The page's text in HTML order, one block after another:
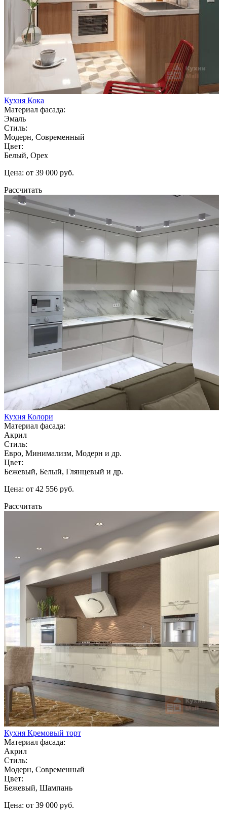
Кухня Кока
Материал фасада:
Эмаль
Стиль:
Модерн, Современный
Цвет:
Белый, Орех
Цена: от 39 000 руб.
Рассчитать
Кухня Колори
Материал фасада:
Акрил
Стиль:
Евро, Минимализм, Модерн и др.
Цвет:
Бежевый, Белый, Глянцевый и др.
Цена: от 42 556 руб.
Рассчитать
Кухня Кремовый торт
Материал фасада:
Акрил
Стиль:
Модерн, Современный
Цвет:
Бежевый, Шампань
Цена: от 39 000 руб.